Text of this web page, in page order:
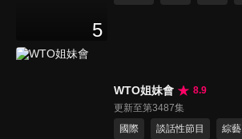
5
WTO姐妹會
8.9
更新至第3487集
國際
談話性節目 綜藝